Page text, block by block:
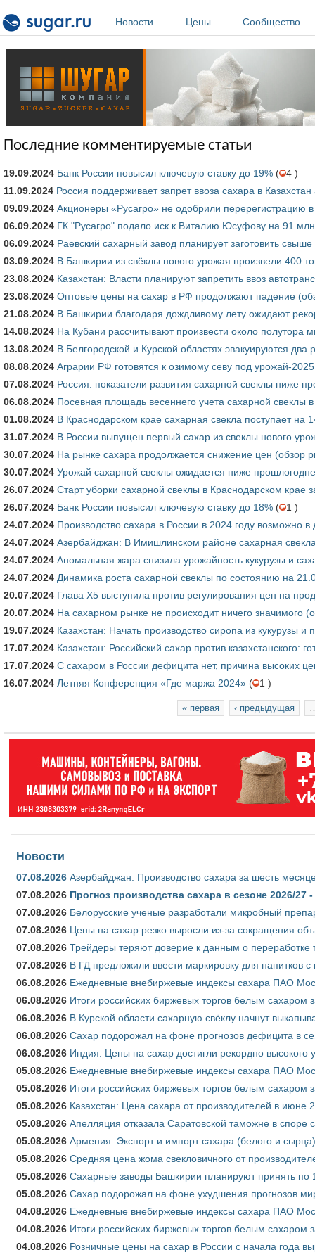
Новости
Цены Сообщество
Последние комментируемые статьи
19.09.2024 Банк России повысил ключевую ставку до 19% (
4 )
11.09.2024 Россия поддерживает запрет ввоза сахара в
09.09.2024 Акционеры «Русагро» не одобрили перерегистрацию
06.09.2024 ГК "Русагро" подало иск к Виталию Юсуфову на 91
06.09.2024 Раевский сахарный завод планирует заготовить
03.09.2024 В Башкирии из свёклы нового урожая произвели 400
23.08.2024 Казахстан: Власти планируют запретить ввоз
23.08.2024 Оптовые цены на сахар в РФ продолжают падение
21.08.2024 В Башкирии благодаря дождливому лету ожидают
14.08.2024 На Кубани рассчитывают произвести около полутора
13.08.2024 В Белгородской и Курской областях эвакуируются два
08.08.2024 Аграрии РФ готовятся к озимому севу под урожай-
07.08.2024 Россия: показатели развития сахарной свеклы ниже
06.08.2024 Посевная площадь весеннего учета сахарной свеклы
01.08.2024 В Краснодарском крае сахарная свекла поступает на
31.07.2024 В России выпущен первый сахар из свеклы нового
30.07.2024 На рынке сахара продолжается снижение цен (обзор
30.07.2024 Урожай сахарной свеклы ожидается ниже
26.07.2024 Старт уборки сахарной свеклы в Краснодарском крае
26.07.2024 Банк России повысил ключевую ставку до 18% (
1 )
24.07.2024 Производство сахара в России в 2024 году возможно
24.07.2024 Азербайджан: В Имишлинском районе сахарная
24.07.2024 Аномальная жара снизила урожайность кукурузы и
24.07.2024 Динамика роста сахарной свеклы по состоянию на
20.07.2024 Глава X5 выступила против регулирования цен на
20.07.2024 На сахарном рынке не происходит ничего значимого
19.07.2024 Казахстан: Начать производство сиропа из кукурузы
17.07.2024 Казахстан: Российский сахар против казахстанского:
17.07.2024 С сахаром в России дефицита нет, причина высоких
16.07.2024 Летняя Конференция «Где маржа 2024» ( 1 )
« первая ‹ предыдущая
Новости
07.08.2026 Азербайджан: Производство сахара за шесть
07.08.2026 Прогноз производства сахара в сезоне 2026/
07.08.2026 Белорусские ученые разработали микробный
07.08.2026 Цены на сахар резко выросли из-за сокращения
07.08.2026 Трейдеры теряют доверие к данным о переработке
07.08.2026 В ГД предложили ввести маркировку для напитков
06.08.2026 Ежедневные внебиржевые индексы сахара ПАО
06.08.2026 Итоги российских биржевых торгов белым сахаром
06.08.2026 В Курской области сахарную свёклу начнут
06.08.2026 Сахар подорожал на фоне прогнозов дефицита в
06.08.2026 Индия: Цены на сахар достигли рекордно высокого
05.08.2026 Ежедневные внебиржевые индексы сахара ПАО
05.08.2026 Итоги российских биржевых торгов белым сахаром
05.08.2026 Казахстан: Цена сахара от производителей в июне
05.08.2026 Апелляция отказала Саратовской таможне в
05.08.2026 Армения: Экспорт и импорт сахара (белого и
05.08.2026 Средняя цена жома свекловичного от
05.08.2026 Сахарные заводы Башкирии планируют принять по
05.08.2026 Сахар подорожал на фоне ухудшения прогнозов
04.08.2026 Ежедневные внебиржевые индексы сахара ПАО
04.08.2026 Итоги российских биржевых торгов белым сахаром
04.08.2026 Розничные цены на сахар в России с начала года